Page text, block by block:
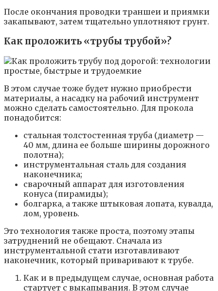
После окончания проводки траншеи и приямки
закапывают, затем тщательно уплотняют грунт.
Как проложить «трубы трубой»?
В этом случае тоже будет нужно приобрести
материалы, а насадку на рабочий инструмент
можно сделать самостоятельно. Для прокола
понадобится:
стальная толстостенная труба (диаметр —
40 мм, длина ее больше ширины дорожного
полотна);
инструментальная сталь для создания
наконечника;
сварочный аппарат для изготовления
конуса (пирамиды);
болгарка, а также штыковая лопата, кувалда,
лом, уровень.
Это технология также проста, поэтому этапы
затруднений не обещают. Сначала из
инструментальной стати изготавливают
наконечник, который приваривают к трубе.
Как и в предыдущем случае, основная работа
стартует с выкапывания. В этом случае